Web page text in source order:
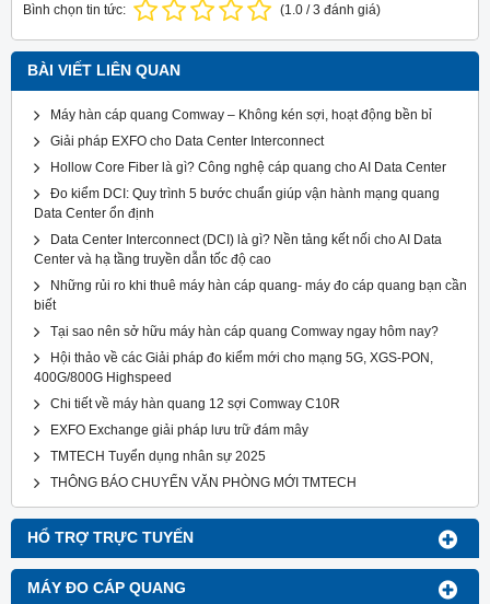
HỔ TRỢ TRỰC TUYẾN
MÁY ĐO CÁP QUANG
Bình chọn tin tức: (1.0 /3 đánh giá)
BÀI VIẾT LIÊN QUAN
Máy hàn cáp quang Comway – Không kén sợi, hoạt động bền bỉ
Giải pháp EXFO cho Data Center Interconnect
Hollow Core Fiber là gì? Công nghệ cáp quang cho AI Data Center
Đo kiểm DCI: Quy trình 5 bước chuẩn giúp vận hành mạng quang
Data Center ổn định
Data Center Interconnect (DCI) là gì? Nền tảng kết nối cho AI Data
Center và hạ tầng truyền dẫn tốc độ cao
Những rủi ro khi thuê máy hàn cáp quang- máy đo cáp quang bạn cần
biết
Tại sao nên sở hữu máy hàn cáp quang Comway ngay hôm nay?
Hội thảo về các Giải pháp đo kiểm mới cho mạng 5G, XGS-PON,
400G/800G Highspeed
Chi tiết về máy hàn quang 12 sợi Comway C10R
EXFO Exchange giải pháp lưu trữ đám mây
TMTECH Tuyển dụng nhân sự 2025
THÔNG BÁO CHUYỂN VĂN PHÒNG MỚI TMTECH